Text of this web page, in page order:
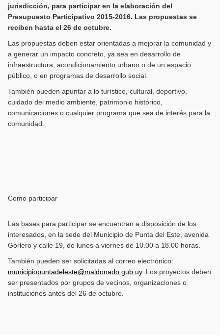
jurisdicción, para participar en la elaboración del
Presupuesto Participativo 2015-2016. Las propuestas se
reciben hasta el 26 de octubre.
Las propuestas deben estar orientadas a mejorar la comunidad y
a generar un impacto concreto, ya sea en desarrollo de
infraestructura, acondicionamiento urbano o de un espacio
público, o en programas de desarrollo social.
También pueden apuntar a lo turístico, cultural, deportivo,
cuidado del medio ambiente, patrimonio histórico,
comunicaciones o cualquier programa que sea de interés para la
comunidad.
Como participar
Las bases para participar se encuentran a disposición de los
interesados, en la sede del Municipio de Punta del Este, avenida
Gorlero y calle 19, de lunes a viernes de 10.00 a 18.00 horas.
También pueden ser solicitadas al correo electrónico:
municipiopuntadeleste@maldonado.gub.uy. Los proyectos deben
ser presentados por grupos de vecinos, organizaciones o
instituciones antes del 26 de octubre.